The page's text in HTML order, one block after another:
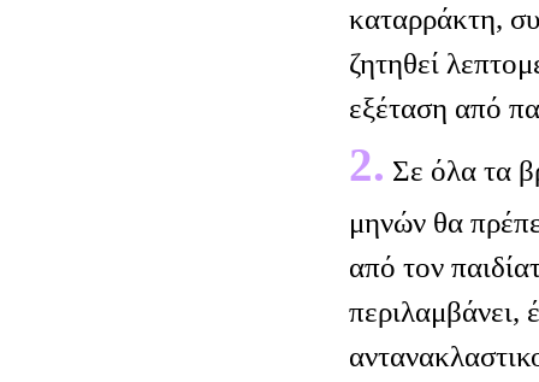
καταρράκτη,
ζητηθεί
εξέταση από
2. Σε όλα τα
μηνών θα
από τον
περιλαμβάνει,